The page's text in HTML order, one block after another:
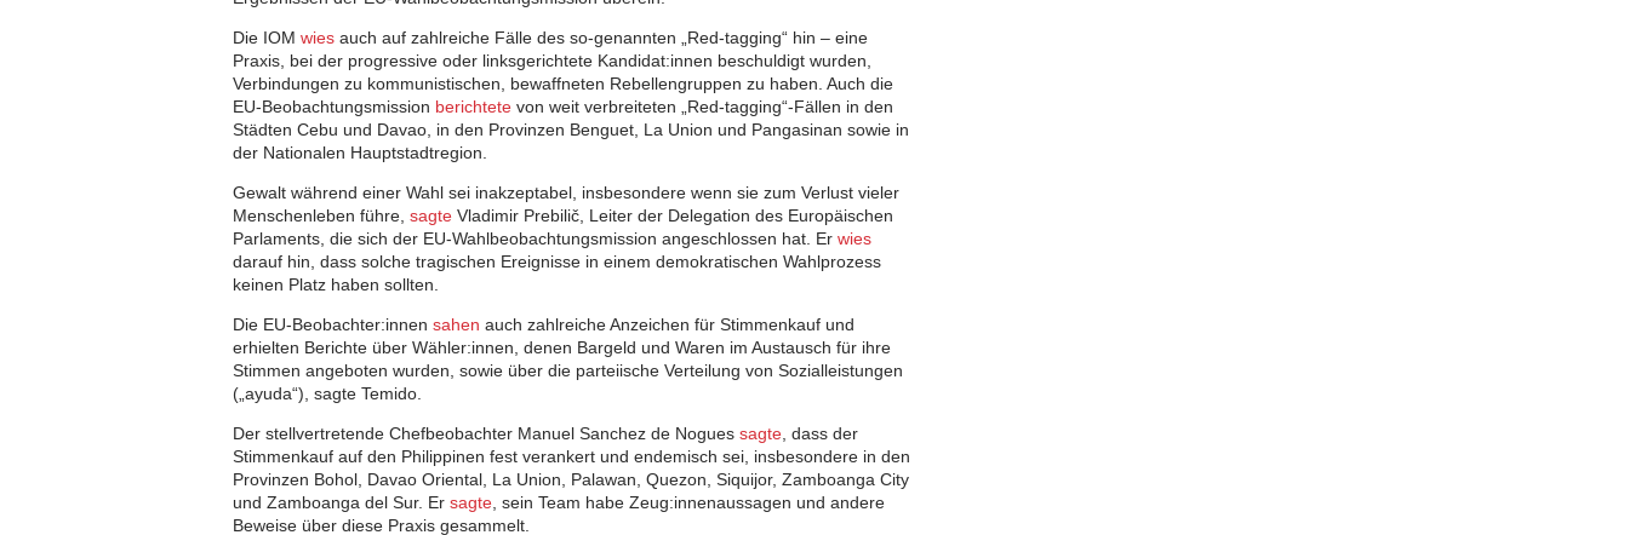
Die IOM wies auch auf zahlreiche Fälle des so-genannten „Red-tagging“ hin – eine
Praxis, bei der progressive oder linksgerichtete Kandidat:innen beschuldigt wurden,
Verbindungen zu kommunistischen, bewaffneten Rebellengruppen zu haben. Auch die
EU-Beobachtungsmission berichtete von weit verbreiteten „Red-tagging“-Fällen in den
Städten Cebu und Davao, in den Provinzen Benguet, La Union und Pangasinan sowie in
der Nationalen Hauptstadtregion.
Gewalt während einer Wahl sei inakzeptabel, insbesondere wenn sie zum Verlust vieler
Menschenleben führe, sagte Vladimir Prebilič, Leiter der Delegation des Europäischen
Parlaments, die sich der EU-Wahlbeobachtungsmission angeschlossen hat. Er wies
darauf hin, dass solche tragischen Ereignisse in einem demokratischen Wahlprozess
keinen Platz haben sollten.
Die EU-Beobachter:innen sahen auch zahlreiche Anzeichen für Stimmenkauf und
erhielten Berichte über Wähler:innen, denen Bargeld und Waren im Austausch für ihre
Stimmen angeboten wurden, sowie über die parteiische Verteilung von Sozialleistungen
(„ayuda“), sagte Temido.
Der stellvertretende Chefbeobachter Manuel Sanchez de Nogues sagte , dass der
Stimmenkauf auf den Philippinen fest verankert und endemisch sei, insbesondere in den
Provinzen Bohol, Davao Oriental, La Union, Palawan, Quezon, Siquijor, Zamboanga City
und Zamboanga del Sur. Er sagte , sein Team habe Zeug:innenaussagen und andere
Beweise über diese Praxis gesammelt.